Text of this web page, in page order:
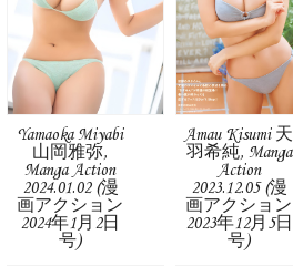
Yamaoka Miyabi
山岡雅弥,
Manga Action
2024.01.02 (漫
画アクション
2024年1月2日
号)
Amau Kisumi 天
羽希純, Manga
Action
2023.12.05 (漫
画アクション
2023年12月5日
号)